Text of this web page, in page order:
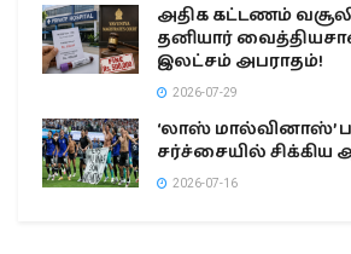
அதிக கட்டணம்
தனியார்
இலட்சம் அபராதம்!
2026-07-29
‘லாஸ் மால்வினாஸ்’
சர்ச்சையில்
2026-07-16